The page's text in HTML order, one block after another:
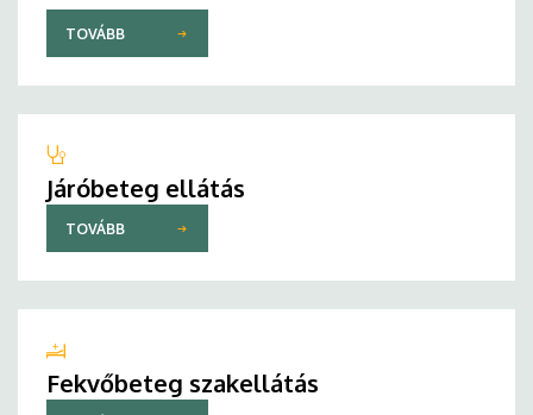
TOVÁBB
Járóbeteg ellátás
TOVÁBB
Fekvőbeteg szakellátás